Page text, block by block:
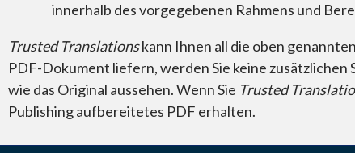
innerhalb des vorgegebenen Rahmens und
Trusted Translationskann Ihnen all die oben
PDF-Dokument liefern, werden Sie keine
wie das Original aussehen. Wenn Sie Trusted
Publishing aufbereitetes PDF erhalten.